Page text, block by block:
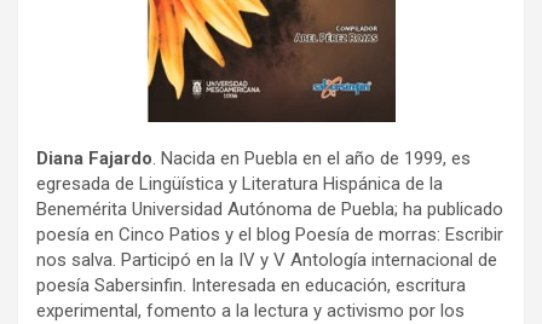
Diana Fajardo. Nacida en Puebla en el año de 1999, es
egresada de Lingüística y Literatura Hispánica de la
Benemérita Universidad Autónoma de Puebla; ha publicado
poesía en Cinco Patios y el blog Poesía de morras: Escribir
nos salva. Participó en la IV y V Antología internacional de
poesía Sabersinfin. Interesada en educación, escritura
experimental, fomento a la lectura y activismo por los